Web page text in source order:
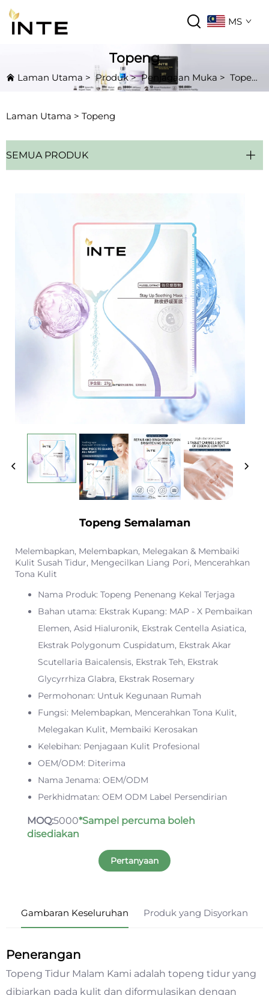
MS
Topeng
Laman Utama >Produk>Penjagaan Muka > Topeng
Laman Utama > Topeng
SEMUA PRODUK
Topeng Semalaman
Melembapkan, Melembapkan, Melegakan & Membaiki
Kulit Susah Tidur, Mengecilkan Liang Pori, Mencerahkan
Tona Kulit
Nama Produk: Topeng Penenang Kekal Terjaga
Bahan utama: Ekstrak Kupang: MAP - X Pembaikan
Elemen, Asid Hialuronik, Ekstrak Centella Asiatica,
Ekstrak Polygonum Cuspidatum, Ekstrak Akar
Scutellaria Baicalensis, Ekstrak Teh, Ekstrak
Glycyrrhiza Glabra, Ekstrak Rosemary
Permohonan: Untuk Kegunaan Rumah
Fungsi: Melembapkan, Mencerahkan Tona Kulit,
Melegakan Kulit, Membaiki Kerosakan
Kelebihan: Penjagaan Kulit Profesional
OEM/ODM: Diterima
Nama Jenama: OEM/ODM
Perkhidmatan: OEM ODM Label Persendirian
MOQ:5000*Sampel percuma boleh
disediakan
Pertanyaan
Gambaran Keseluruhan Produk yang Disyorkan
Penerangan
Topeng Tidur Malam Kami adalah topeng tidur yang
dibiarkan pada kulit dan diformulasikan dengan